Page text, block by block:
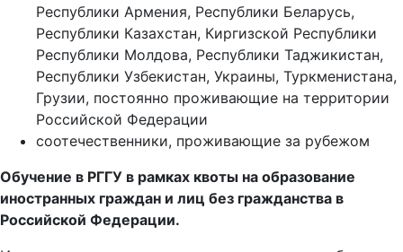
Республики Армения, Республики Беларусь,
Республики Казахстан, Киргизской Республики
Республики Молдова, Республики Таджикистан,
Республики Узбекистан, Украины, Туркменистана,
Грузии, постоянно проживающие на территории
Российской Федерации
соотечественники, проживающие за рубежом
Обучение в РГГУ в рамках квоты на образование
иностранных граждан и лиц без гражданства в
Российской Федерации.